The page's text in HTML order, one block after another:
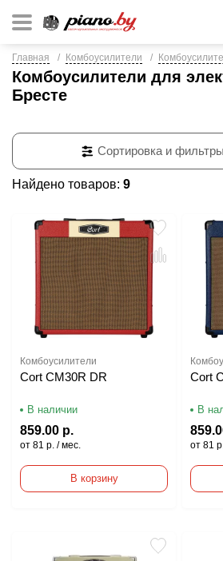
Главная Комбоусилители
Комбоусилители для
Бресте
Найдено товаров: 9
Сортировка и фильтры
Комбоусилители
Cort CM30R DR
В наличии
859.00 р.
от 81 р. / мес.
В корзину
Cort
В
от 81